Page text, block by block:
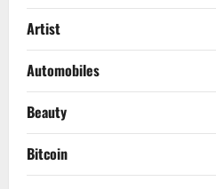
Artist
Automobiles
Beauty
Bitcoin